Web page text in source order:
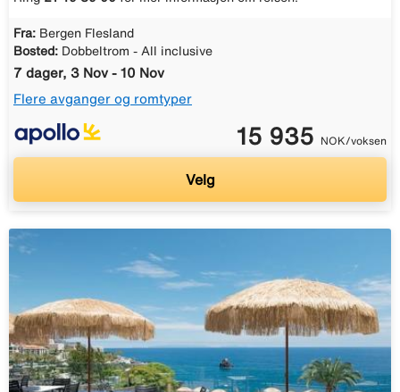
Fra: Bergen Flesland
Bosted: Dobbeltrom - All inclusive
7 dager, 3 Nov - 10 Nov
Flere avganger og romtyper
15 935 NOK/voksen
Velg